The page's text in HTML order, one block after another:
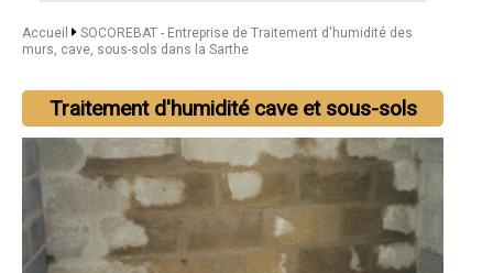
Accueil
SOCOREBAT - Entreprise de Traitement d'humidité des
murs, cave, sous-sols dans la Sarthe
Traitement d'humidité cave et sous-sols